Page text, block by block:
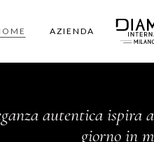
AZIENDA
autentica ispira
giorno in